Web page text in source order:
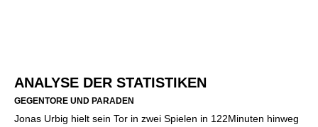
ANALYSE DER STATISTIKEN
GEGENTORE UND PARADEN
Jonas Urbig hielt sein Tor in zwei Spielen in 122Minuten hinweg